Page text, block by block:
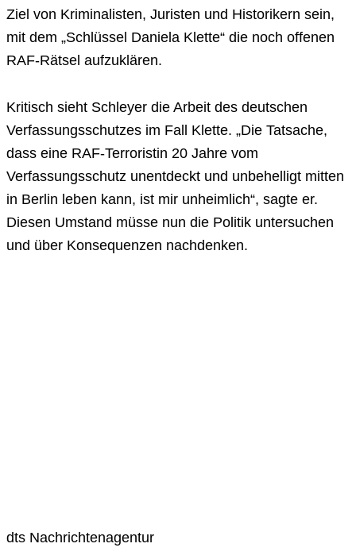
Ziel von Kriminalisten, Juristen und Historikern sein,
mit dem „Schlüssel Daniela Klette“ die noch offenen
RAF-Rätsel aufzuklären.
Kritisch sieht Schleyer die Arbeit des deutschen
Verfassungsschutzes im Fall Klette. „Die Tatsache,
dass eine RAF-Terroristin 20 Jahre vom
Verfassungsschutz unentdeckt und unbehelligt mitten
in Berlin leben kann, ist mir unheimlich“, sagte er.
Diesen Umstand müsse nun die Politik untersuchen
und über Konsequenzen nachdenken.
dts Nachrichtenagentur